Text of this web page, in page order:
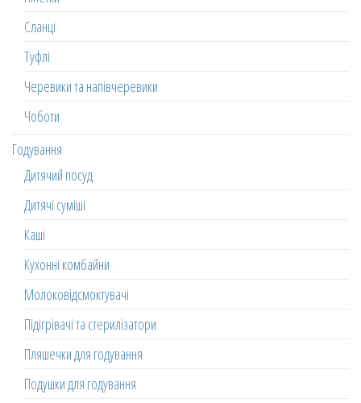
Сланці
Туфлі
Черевики та напівчеревики
Чоботи
Годування
Дитячий посуд
Дитячі суміші
Каші
Кухонні комбайни
Молоковідсмоктувачі
Підігрівачі та стерилізатори
Пляшечки для годування
Подушки для годування